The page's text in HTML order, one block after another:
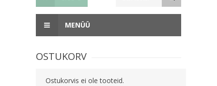
MENÜÜ
OSTUKORV
Ostukorvis ei ole tooteid.